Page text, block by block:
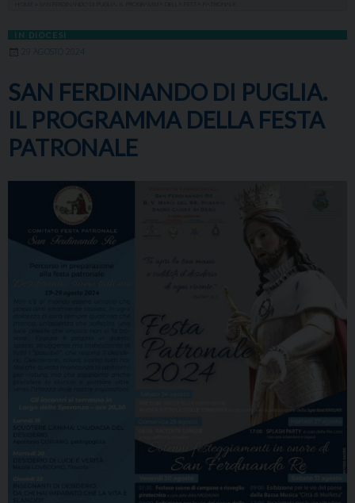
IN DIOCESI
29 AGOSTO 2024
SAN FERDINANDO DI PUGLIA.
IL PROGRAMMA DELLA FESTA
PATRONALE